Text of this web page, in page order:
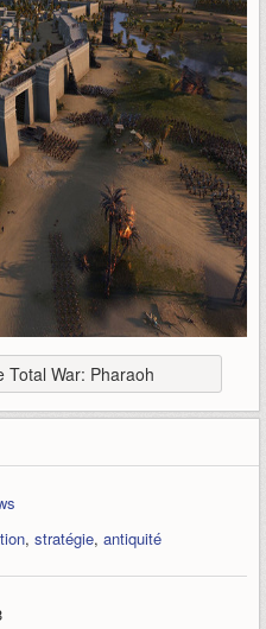
Total War: Pharaoh
, stratégie, antiquité